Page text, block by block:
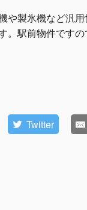
や製氷機など汎
。駅前物件です
Twitter